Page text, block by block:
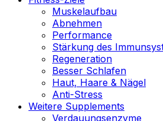
Muskelaufbau
Abnehmen
Performance
Stärkung des
Regeneration
Besser Schlafen
Haut, Haare & Nägel
Anti-Stress
Weitere Supplements
Verdauungsenzyme